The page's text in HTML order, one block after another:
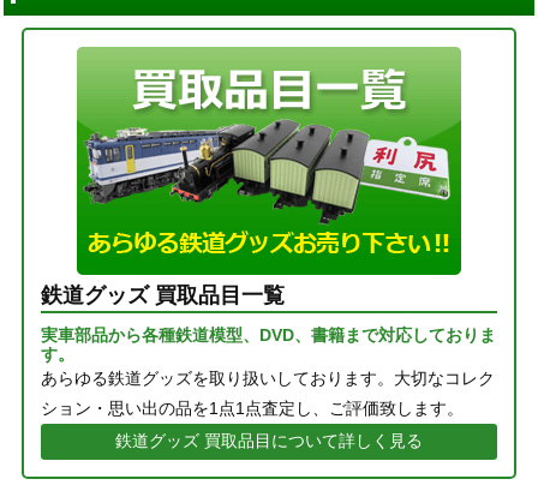
鉄道グッズ 買取品目一覧
実車部品から各種鉄道模型、DVD、書籍まで対応しておりま
す。
あらゆる鉄道グッズを取り扱いしております。大切なコレク
ション・思い出の品を1点1点査定し、ご評価致します。
鉄道グッズ 買取品目について詳しく見る